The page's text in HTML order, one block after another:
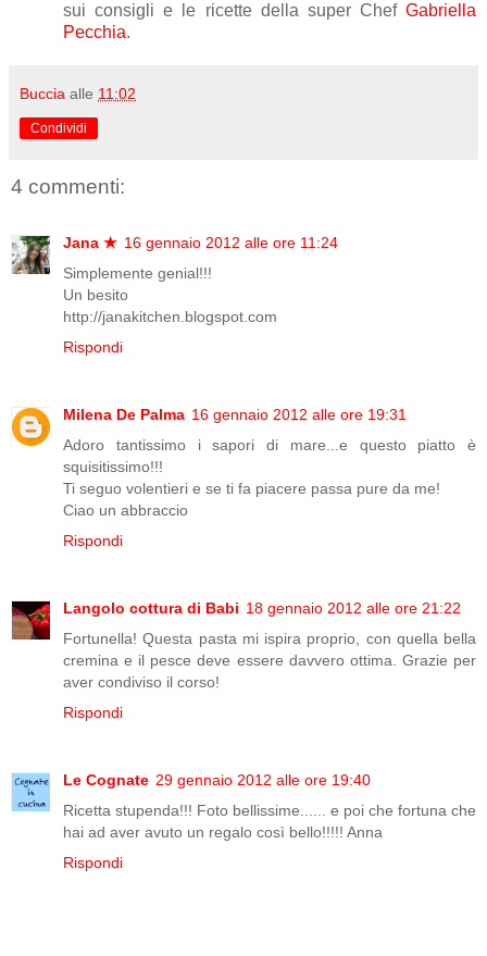
sui consigli e le ricette della super Chef Gabriella
Pecchia.
Buccia alle 11:02
Condividi
4 commenti:
Jana ★ 16 gennaio 2012 alle ore 11:24
Simplemente genial!!!
Un besito
http://janakitchen.blogspot.com
Rispondi
Milena De Palma 16 gennaio 2012 alle ore 19:31
Adoro tantissimo i sapori di mare...e questo piatto è
squisitissimo!!!
Ti seguo volentieri e se ti fa piacere passa pure da me!
Ciao un abbraccio
Rispondi
Langolo cottura di Babi 18 gennaio 2012 alle ore 21:22
Fortunella! Questa pasta mi ispira proprio, con quella bella
cremina e il pesce deve essere davvero ottima. Grazie per
aver condiviso il corso!
Rispondi
Le Cognate 29 gennaio 2012 alle ore 19:40
Ricetta stupenda!!! Foto bellissime...... e poi che fortuna che
hai ad aver avuto un regalo così bello!!!!! Anna
Rispondi